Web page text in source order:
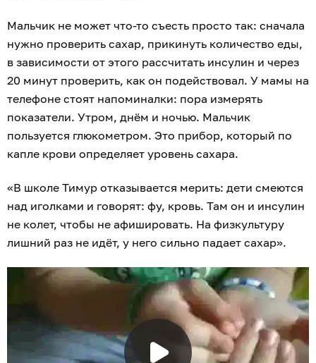
Мальчик не может что-то съесть просто так: сначала
нужно проверить сахар, прикинуть количество еды,
в зависимости от этого рассчитать инсулин и через
20 минут проверить, как он подействовал. У мамы на
телефоне стоят напоминалки: пора измерять
показатели. Утром, днём и ночью. Мальчик
пользуется глюкометром. Это прибор, который по
капле крови определяет уровень сахара.
«В школе Тимур отказывается мерить: дети смеются
над иголками и говорят: фу, кровь. Там он и инсулин
не колет, чтобы не афишировать. На физкультуру
лишний раз не идёт, у него сильно падает сахар».